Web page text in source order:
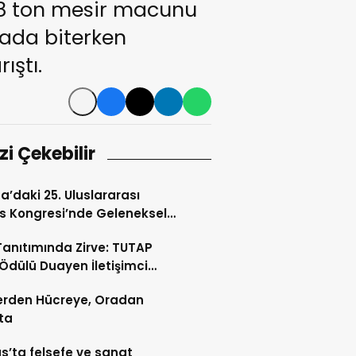
ton mesir macunu
biterken
Çekebilir
25. Uluslararası
Kongresi’nde Geleneksel
Öyekçin Ebru Sanatıyla
Temsil Ediyor
Zirve: TUTAP
Duayen İletişimci
Hücreye, Oradan
felsefe ve sanat